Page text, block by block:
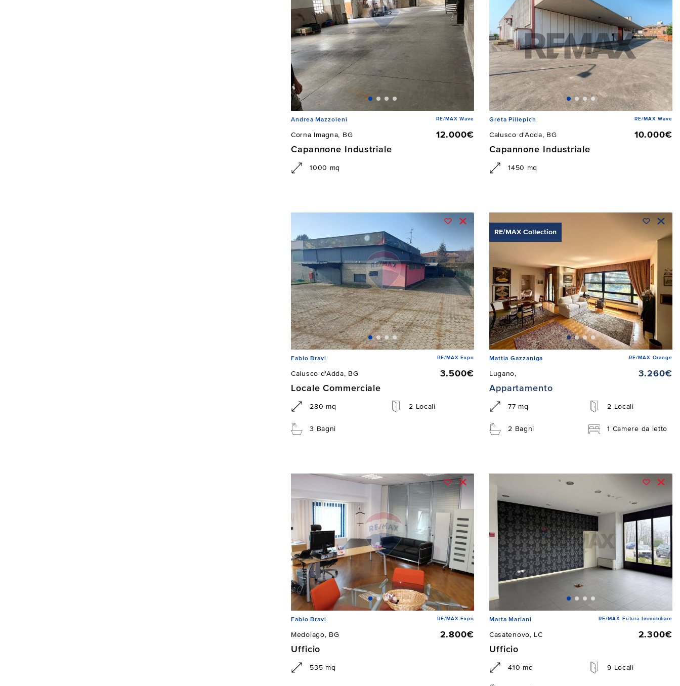
Andrea Mazzoleni RE/MAX Wave
Corna Imagna, BG
12.000€
Capannone Industriale
1000 mq
Greta Pillepich RE/MAX Wave
Calusco d'Adda, BG
10.000€
Capannone Industriale
1450 mq
Fabio Bravi RE/MAX Expo
Calusco d'Adda, BG
3.500€
Locale Commerciale
280 mq 2 Locali
3 Bagni
RE/MAX Collection
Mattia Gazzaniga RE/MAX Orange
Lugano,
3.260€
Appartamento
77 mq 2 Locali
2 Bagni 1 Camere da letto
Fabio Bravi RE/MAX Expo
Medolago, BG
2.800€
Ufficio
535 mq
Marta Mariani RE/MAX Futura Immobiliare
Casatenovo, LC
2.300€
Ufficio
410 mq 9 Locali